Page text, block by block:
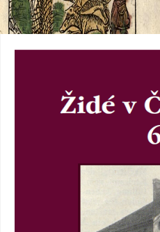
ŽIDÉ V ČECHÁCH